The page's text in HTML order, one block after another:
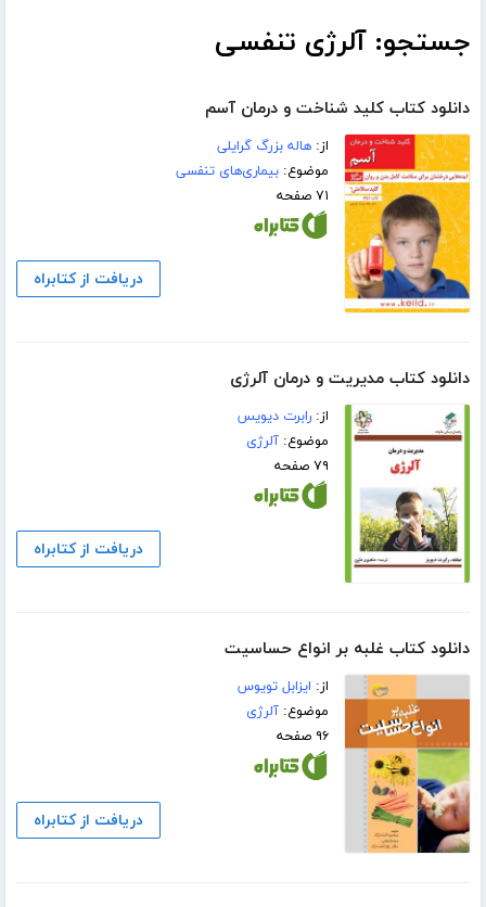
جستجو: آلرژی تنفسی
دانلود کتاب کلید شناخت و درمان آسم
از:هاله بزرگ گرایلی
موضوع:بیماری‌های تنفسی
۷۱ صفحه
دریافت از کتابراه
دانلود کتاب مدیریت و درمان آلرژی
از:رابرت دیویس
موضوع:آلرژی
۷۹ صفحه
دریافت از کتابراه
دانلود کتاب غلبه بر انواع حساسیت
از: ایزابل تویوس
موضوع:آلرژی
۹۶ صفحه
دریافت از کتابراه